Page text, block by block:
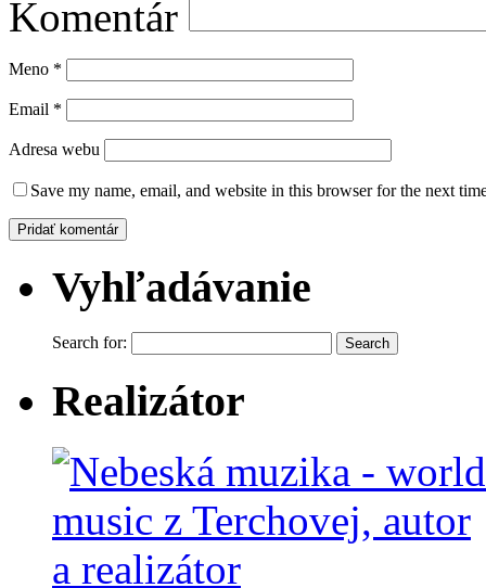
Komentár
Meno *
Email *
Adresa webu
Save my name, email, and website in this browser for the next
Vyhľadávanie
Search for:
Realizátor